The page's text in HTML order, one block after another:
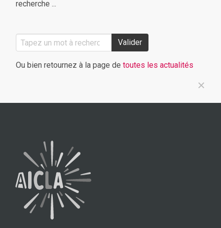
recherche ...
Valider
Ou bien retournez à la page de toutes les actualités